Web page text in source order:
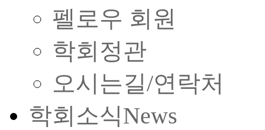
펠로우 회원
학회정관
오시는길/연락처
학회소식News